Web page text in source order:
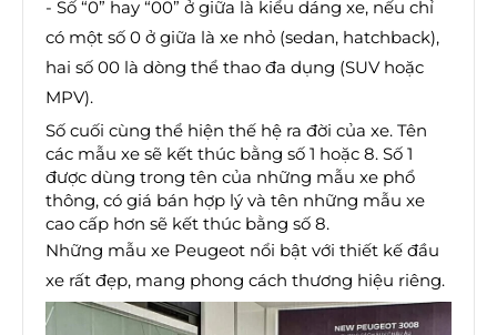
- Số “0” hay “00” ở giữa là kiểu dáng xe, nếu chỉ
có một số 0 ở giữa là xe nhỏ (sedan, hatchback),
hai số 00 là dòng thể thao đa dụng (SUV hoặc
MPV).
Số cuối cùng thể hiện thế hệ ra đời của xe. Tên
các mẫu xe sẽ kết thúc bằng số 1 hoặc 8. Số 1
được dùng trong tên của những mẫu xe phổ
thông, có giá bán hợp lý và tên những mẫu xe
cao cấp hơn sẽ kết thúc bằng số 8.
Những mẫu xe Peugeot nổi bật với thiết kế đầu
xe rất đẹp, mang phong cách thương hiệu riêng.